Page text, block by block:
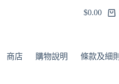
$0.00
商店 購物說明 條款及細則